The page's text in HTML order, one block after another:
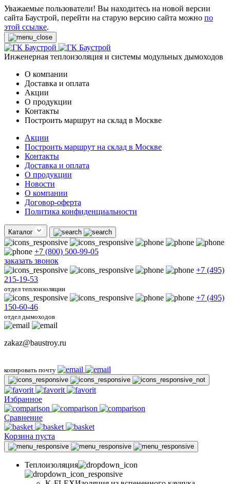
Уважаемые пользователи! Вы находитесь на новой версии
сайта Баустрой, перейти на старую версию сайта можно по
этой ссылке.
Инженерная теплоизоляция и системы модульных дымоходов
О компании
Доставка и оплата
Акции
О продукции
Контакты
Построить маршрут на склад в Москве
Акции
Построить маршрут на склад в Москве
Контакты
Доставка и оплата
О продукции
Новости
О компании
Договор-оферта
Политика конфиденциальности
Каталог
+7 (800) 500-99-05
заказать звонок
+7 (495)
215-19-53
отдел теплоизоляции
+7 (495)
150-60-46
отдел дымоходов
zakaz@baustroy.ru
копировать почту
Избранное
Сравнение
Корзина пуста
Теплоизоляция